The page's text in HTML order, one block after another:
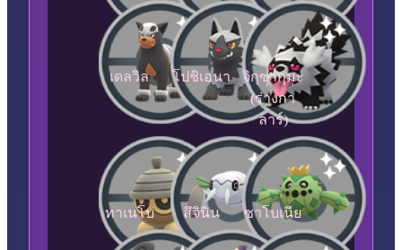
เดลวิล โปชิเอนา
จิกุซากุมะ
(ร่างกา
ลาร์)
ทาเนโบ สึจินิน ซาโบเนีย